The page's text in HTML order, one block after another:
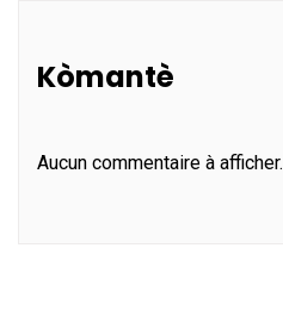
Kòmantè
Aucun commentaire à afficher.